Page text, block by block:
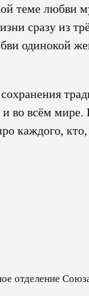
теме
сразу из
одинокой
и во всём
каждого,
отделение